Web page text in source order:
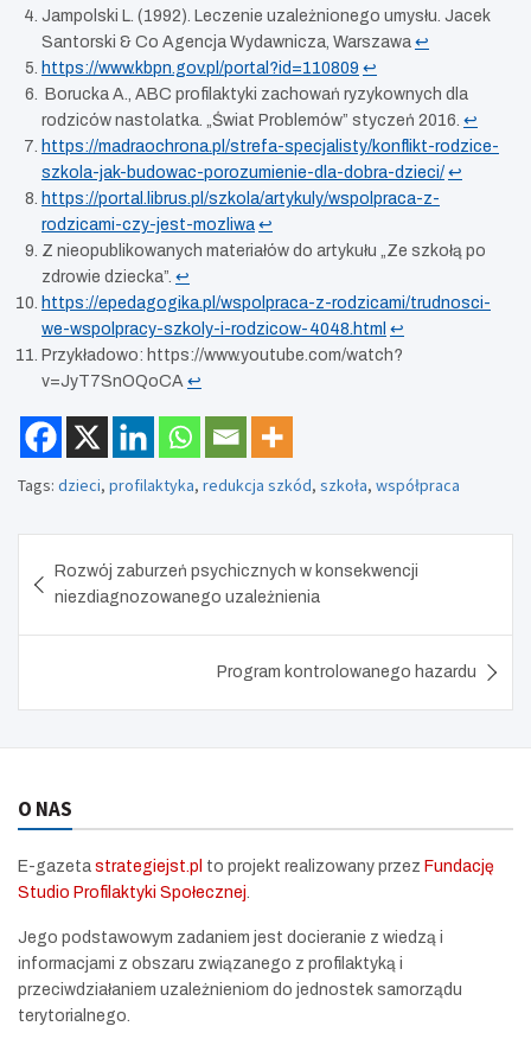
Jampolski L. (1992). Leczenie uzależnionego umysłu. Jacek
Santorski & Co Agencja Wydawnicza, Warszawa ↩︎
https://www.kbpn.gov.pl/portal?id=110809 ↩︎
Borucka A., ABC profilaktyki zachowań ryzykownych dla
rodziców nastolatka. „Świat Problemów” styczeń 2016. ↩︎
https://madraochrona.pl/strefa-specjalisty/konflikt-rodzice-
szkola-jak-budowac-porozumienie-dla-dobra-dzieci/ ↩︎
https://portal.librus.pl/szkola/artykuly/wspolpraca-z-
rodzicami-czy-jest-mozliwa ↩︎
Z nieopublikowanych materiałów do artykułu „Ze szkołą po
zdrowie dziecka”. ↩︎
https://epedagogika.pl/wspolpraca-z-rodzicami/trudnosci-
we-wspolpracy-szkoly-i-rodzicow-4048.html ↩︎
Przykładowo: https://www.youtube.com/watch?
v=JyT7SnOQoCA ↩︎
Tags: dzieci, profilaktyka, redukcja szkód, szkoła, współpraca
wpisu
Rozwój zaburzeń psychicznych w konsekwencji
niezdiagnozowanego uzależnienia
Program kontrolowanego hazardu
O NAS
E-gazeta strategiejst.pl to projekt realizowany przez Fundację
Studio Profilaktyki Społecznej
Jego podstawowym zadaniem jest docieranie z wiedzą i
informacjami z obszaru związanego z profilaktyką i
przeciwdziałaniem uzależnieniom do jednostek samorządu
terytorialnego.